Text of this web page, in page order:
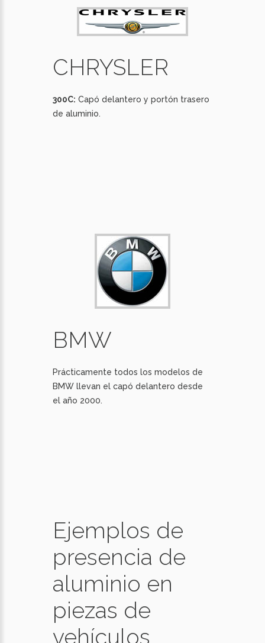
CHRYSLER
300C: Capó delantero y portón trasero
de aluminio.
BMW
Prácticamente todos los modelos de
BMW llevan el capó delantero desde
el año 2000.
Ejemplos de
presencia de
aluminio en
piezas de
vehículos